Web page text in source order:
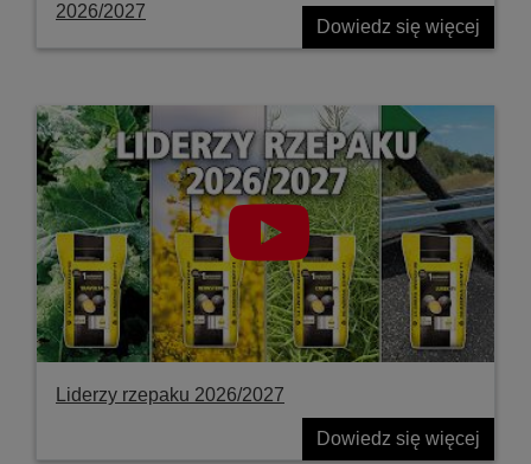
2026/2027
Dowiedz się więcej
Liderzy rzepaku 2026/2027
Dowiedz się więcej